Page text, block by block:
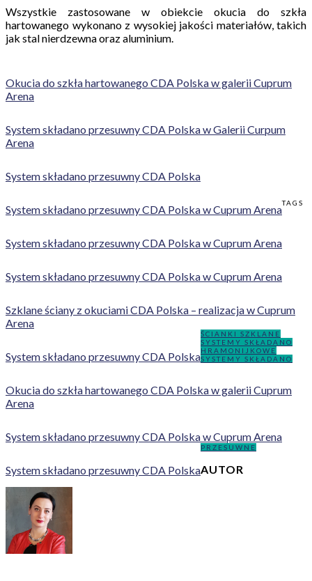
Wszystkie zastosowane w obiekcie okucia do szkła
hartowanego wykonano z wysokiej jakości materiałów, takich
jak stal nierdzewna oraz aluminium.
Okucia do szkła hartowanego CDA Polska w galerii Cuprum
Arena
System składano przesuwny CDA Polska w Galerii Curpum
Arena
System składano przesuwny CDA Polska
System składano przesuwny CDA Polska w Cuprum Arena
System składano przesuwny CDA Polska w Cuprum Arena
System składano przesuwny CDA Polska w Cuprum Arena
Szklane ściany z okuciami CDA Polska – realizacja w Cuprum
Arena
System składano przesuwny CDA Polska
Okucia do szkła hartowanego CDA Polska w galerii Cuprum
Arena
System składano przesuwny CDA Polska w Cuprum Arena
System składano przesuwny CDA Polska
TAGS
ŚCIANKI SZKLANE
SYSTEMY SKŁADANO
HRAMONIJKOWE
SYSTEMY SKŁADANO
PRZESUWNE
AUTOR